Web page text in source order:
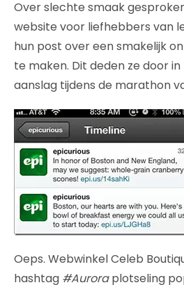
Over slechte smaak
website voor liefhebbers van
hun post over een smakelijk
te maken. Dit deden ze door
aanslag tijdens de marathon
Oeps. Webwinkel Celeb
hashtag #Auroraplotseling